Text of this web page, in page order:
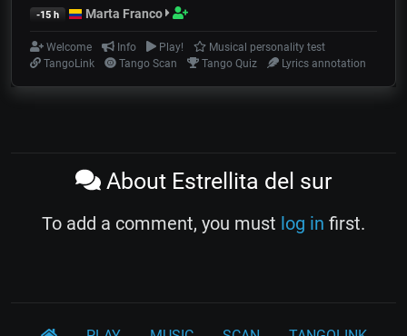
-15 h Marta Franco
Welcome Info Play!
Musical personality test
TangoLink
Tango Scan Tango Quiz Lyrics annotation
About Estrellita del sur
To add a comment, you must log in first.